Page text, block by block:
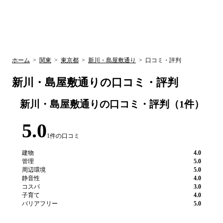
ホーム > 関東 > 東京都 > 新川・島屋敷通り > 口コミ・評判
新川・島屋敷通り の口コミ・評判
新川・島屋敷通りの口コミ・評判（1件）
5.01件の口コミ
建物
4.0
管理
5.0
周辺環境
5.0
静音性
4.0
コスパ
3.0
子育て
4.0
バリアフリー
5.0